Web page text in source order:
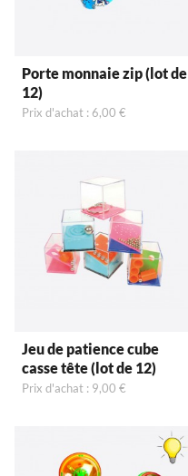
Porte monnaie zip (lot de
12)
Prix d'achat : 6,00 €
Jeu de patience cube
casse tête (lot de 12)
Prix d'achat : 9,00 €